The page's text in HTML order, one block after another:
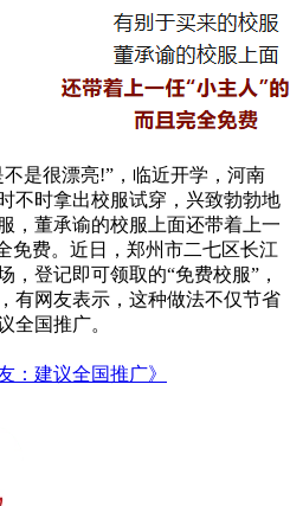
是很漂亮!”，临近开学，河南
不时拿出校服试穿，兴致勃勃地
，董承谕的校服上面还带着上一
免费。近日，郑州市二七区长江
，登记即可领取的“免费校服”，
有网友表示，这种做法不仅节省
全国推广。
：建议全国推广》